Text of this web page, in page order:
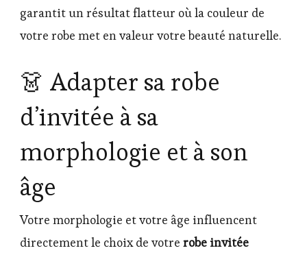
garantit un résultat flatteur où la couleur de
votre robe met en valeur votre beauté naturelle.
👗 Adapter sa robe
d’invitée à sa
morphologie et à son
âge
Votre morphologie et votre âge influencent
directement le choix de votre robe invitée